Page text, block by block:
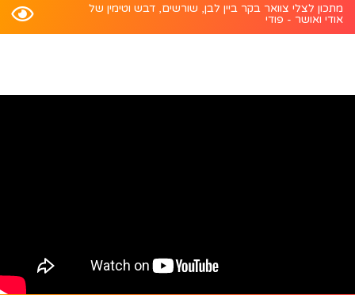
מתכון לצלי צוואר בקר ביין לבן, שורשים, דבש וטימין של
אודי ואושר - פודי